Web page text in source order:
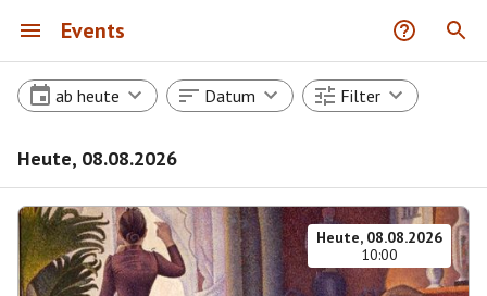
Events
ab heute Datum Filter
Heute, 08.08.2026
Heute, 08.08.2026
10:00